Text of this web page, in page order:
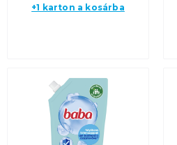
+1 karton a kosárba